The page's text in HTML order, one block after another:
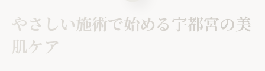
やさしい施術で始める宇都宮の美
肌ケア